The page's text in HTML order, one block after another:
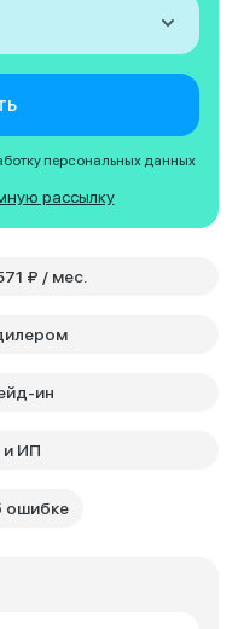
персональных данных
рассылку
16 571 ₽ / мес.
ин
ИП
ошибке